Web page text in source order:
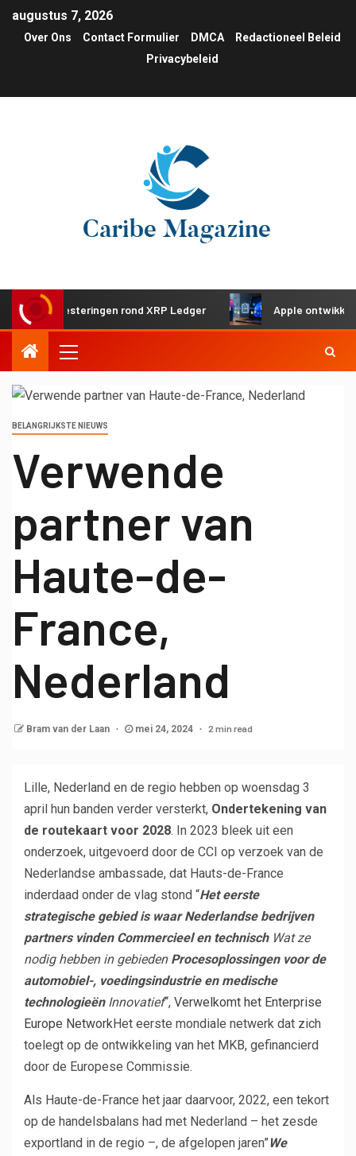
augustus 7, 2026
Over Ons Contact Formulier DMCA
Redactioneel Beleid
Privacybeleid
investeringen rond XRP Ledger Apple ontwikkelt
BELANGRIJKSTE NIEUWS
Verwende
partner van
Haute-de-
France,
Nederland
Bram van der Laan mei 24, 2024 2 min read
Lille, Nederland en de regio hebben op woensdag 3
april hun banden verder versterkt, Ondertekening van
de routekaart voor 2028. In 2023 bleek uit een
onderzoek, uitgevoerd door de CCI op verzoek van de
Nederlandse ambassade, dat Hauts-de-France
inderdaad onder de vlag stond “Het eerste
strategische gebied is waar Nederlandse bedrijven
partners vinden Commercieel en technischWat ze
nodig hebben in gebieden Procesoplossingen voor de
automobiel-, voedingsindustrie en medische
technologieën Innovatief“, Verwelkomt het Enterprise
Europe NetworkHet eerste mondiale netwerk dat zich
toelegt op de ontwikkeling van het MKB, gefinancierd
door de Europese Commissie.
Als Haute-de-France het jaar daarvoor, 2022, een tekort
op de handelsbalans had met Nederland – het zesde
exportland in de regio –, de afgelopen jaren”We